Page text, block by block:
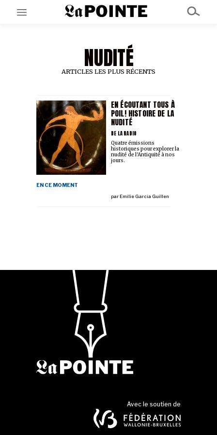
EN CE MOMENT
GRAND ANGLE
AU LARGE
À PROPOS
NOS PARTENAIRES
SOUTENEZ NOUS
NUDITÉ
ARTICLES LES PLUS RÉCENTS
EN ÉCOUTANT TOUS À
POIL! HISTOIRE DE LA
NUDITÉ
DE LA RADIO
EN CE MOMENT
par Emilie Garcia Guillen
Quatre émissions
historiques pour explorer la
nudité de l'Antiquité à nos
jours.
Avec le soutien de